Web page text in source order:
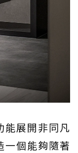
能展開非同凡
一個能夠隨著